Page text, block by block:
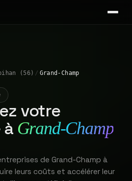
(56) / Grand-Champ
votre
Grand-Champ
de Grand-Champ à
leurs coûts et accélérer leur